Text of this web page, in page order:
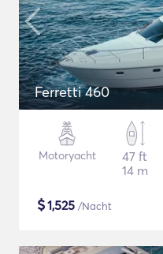
Ferretti 460
Motoryacht
47 ft
14 m
$1,525 /Nacht